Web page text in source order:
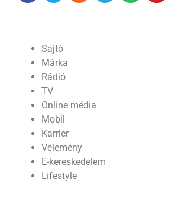
Sajtó
Márka
Rádió
TV
Online média
Mobil
Karrier
Vélemény
E-kereskedelem
Lifestyle